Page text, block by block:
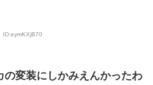
ID:eymKXjB70
の変装にしかみえんかったわ